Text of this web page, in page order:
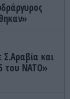
και
του ΝΑΤΟ»